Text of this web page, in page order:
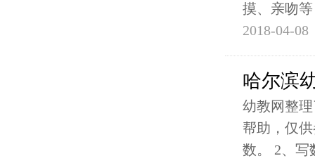
摸、亲吻等
2018-04-08
哈尔滨
幼教网整
帮助，仅
数。 2、写